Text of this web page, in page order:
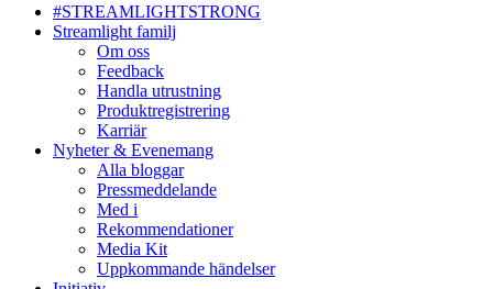
#STREAMLIGHTSTRONG
Streamlight familj
Om oss
Feedback
Handla utrustning
Produktregistrering
Karriär
Nyheter & Evenemang
Alla bloggar
Pressmeddelande
Med i
Rekommendationer
Media Kit
Uppkommande händelser